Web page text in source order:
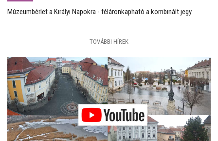
Múzeumbérlet a Királyi Napokra - féláronkapható a kombinált jegy
TOVÁBBI HÍREK